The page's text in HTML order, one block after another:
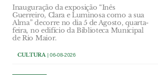
Inauguração da exposição “Inês
Guerreiro, Clara e Luminosa como a sua
Alma” decorre no dia 5 de Agosto, quarta-
feira, no edifício da Biblioteca Municipal
de Rio Maior.
CULTURA | 06-08-2026